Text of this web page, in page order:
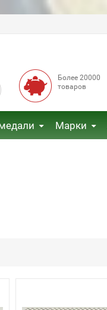
Более 20000
товаров
Марки